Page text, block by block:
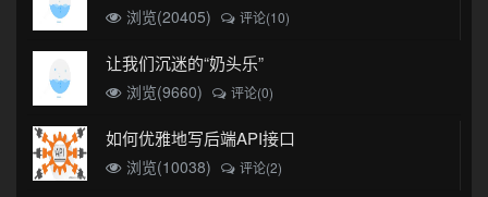
浏览(20405)
评论(10)
让我们沉迷的“奶头乐”
浏览(9660) 评论(0)
如何优雅地写后端API接口
浏览(10038) 评论(2)